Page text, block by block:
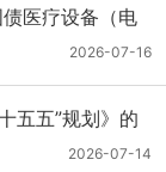
医疗设备（电
第二次）2026-07-16
五五”规划》的
2026-07-14